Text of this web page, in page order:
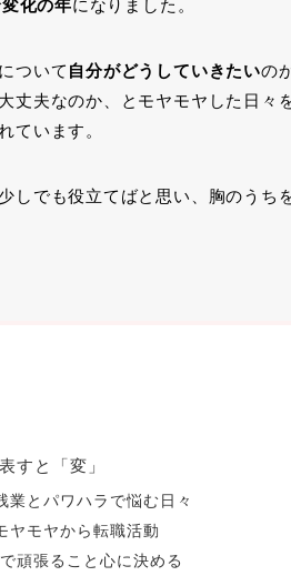
変化の年になりました。
ついて 自分がどうしていきたいの
丈夫なのか、とモヤモヤした日々
ています。
しでも役立てばと思い、胸のうち
すと「変」
業とパワハラで悩む日々
ヤモヤから転職活動
頑張ること心に決める